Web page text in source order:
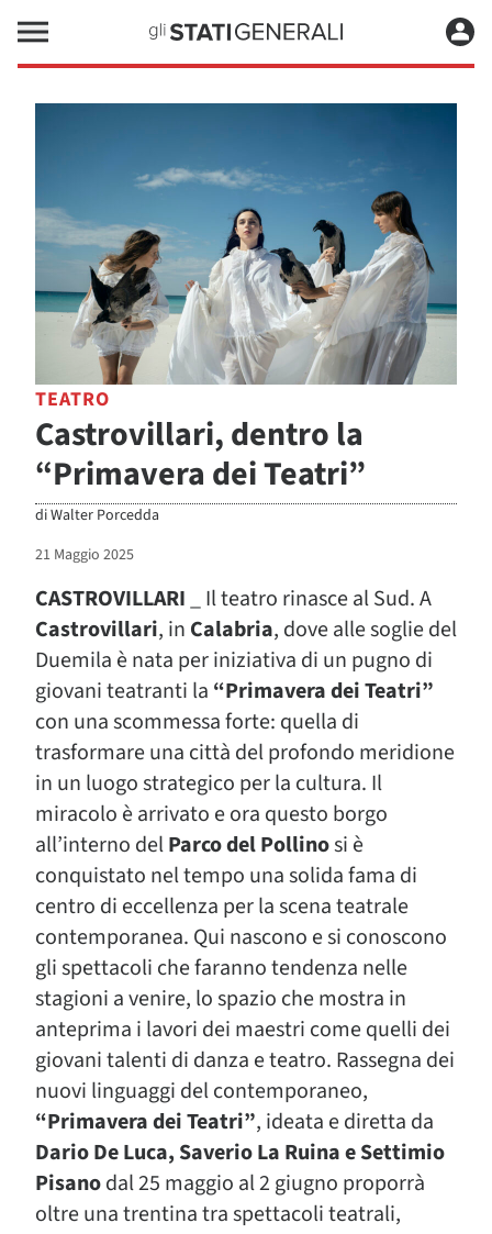
TEATRO
Castrovillari, dentro la
“Primavera dei Teatri”
diWalter Porcedda
21 Maggio 2025
CASTROVILLARI_ Il teatro rinasce al Sud. A
Castrovillari, in Calabria, dove alle soglie del
Duemila è nata per iniziativa di un pugno di
giovani teatranti la “Primavera dei Teatri”
con una scommessa forte: quella di
trasformare una città del profondo meridione
in un luogo strategico per la cultura. Il
miracolo è arrivato e ora questo borgo
all’interno delParco del Pollinosi è
conquistato nel tempo una solida fama di
centro di eccellenza per la scena teatrale
contemporanea. Qui nascono e si conoscono
gli spettacoli che faranno tendenza nelle
stagioni a venire, lo spazio che mostra in
anteprima i lavori dei maestri come quelli dei
giovani talenti di danza e teatro. Rassegna dei
nuovi linguaggi del contemporaneo,
“Primavera dei Teatri”, ideata e diretta da
Dario De Luca, Saverio La Ruina e Settimio
Pisanodal 25 maggio al 2 giugno proporrà
oltre una trentina tra spettacoli teatrali,